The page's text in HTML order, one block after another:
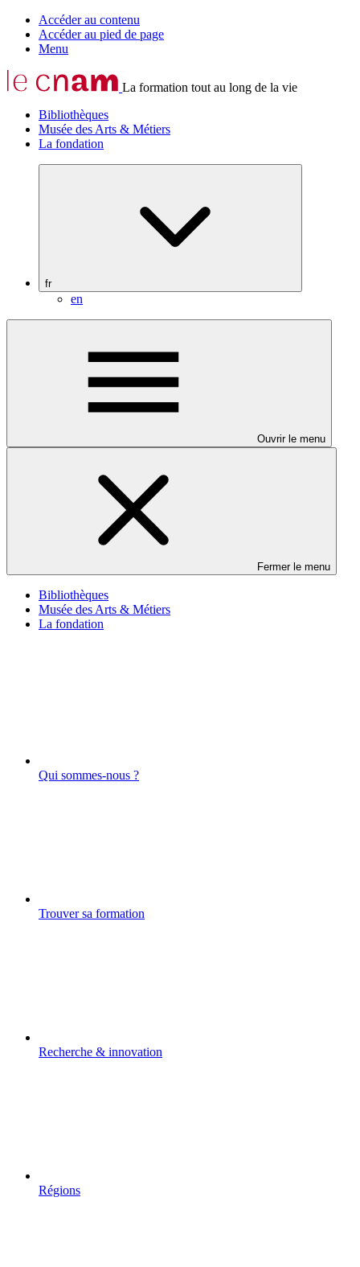
Accéder au contenu
Accéder au pied de page
Menu
La formation tout au long de la vie
Bibliothèques
Musée des Arts & Métiers
La fondation
fr
en
Ouvrir le menu
Fermer le menu
Bibliothèques
Musée des Arts & Métiers
La fondation
Qui sommes-nous ?
Trouver sa formation
Recherche & innovation
Régions